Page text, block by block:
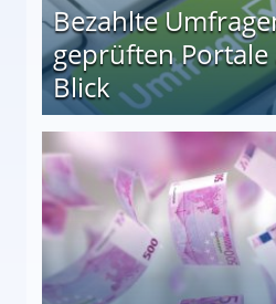
Bezahlte
geprüften
Blick
auf einen Blick